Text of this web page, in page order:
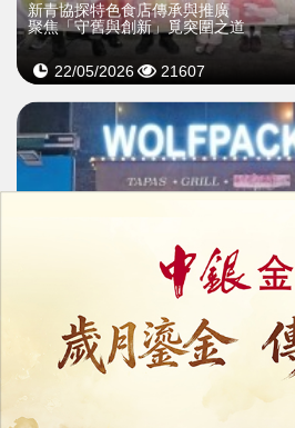
新青協探特色食店傳承與推廣
聚焦「守舊與創新」覓突圍之道
22/05/2026 21607
新青協探討AI搶飯碗